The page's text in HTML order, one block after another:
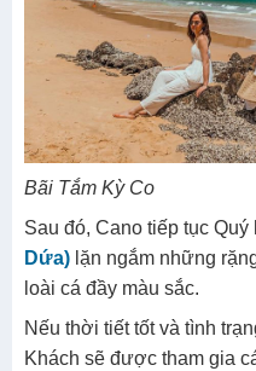
Bãi Tắm Kỳ Co
Sau đó, Cano tiếp tục Quý
Dứa) lặn ngắm những
loài cá đầy màu sắc.
Nếu thời tiết tốt và tình
Khách sẽ được tham gia